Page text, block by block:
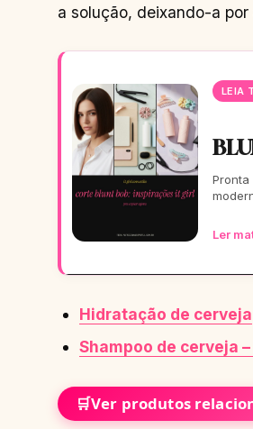
a solução, deixando-a
LEIA
Pronta
Ler
Hidratação de cerveja
Shampoo de cerveja
🛒Ver produtos